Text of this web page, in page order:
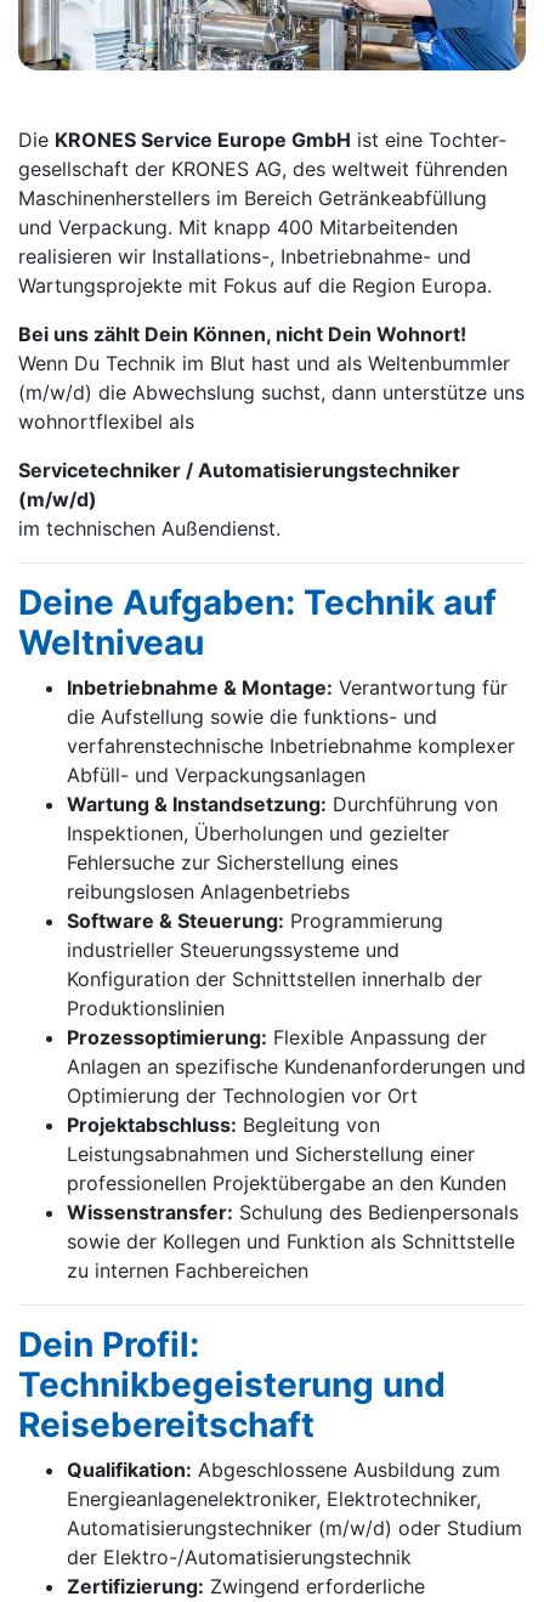
Die KRONES Service Europe GmbH ist eine Tochter­
gesellschaft der KRONES AG, des weltweit führenden
Maschinen­herstellers im Bereich Getränke­abfüllung
und Verpackung. Mit knapp 400 Mitarbei­tenden
realisieren wir Installations-, Inbetrieb­nahme- und
Wartungs­projekte mit Fokus auf die Region Europa.
Bei uns zählt Dein Können, nicht Dein Wohnort!
Wenn Du Technik im Blut hast und als Weltenbummler
(m/w/d) die Abwechslung suchst, dann unterstütze uns
wohnortflexibel als
Servicetechniker / Automatisierungstechniker
(m/w/d)
im technischen Außendienst.
Deine Aufgaben: Technik auf
Weltniveau
Inbetriebnahme & Montage: Verantwortung für
die Aufstellung sowie die funktions- und
verfahrenstechnische Inbetriebnahme komplexer
Abfüll- und Verpackungsanlagen
Wartung & Instandsetzung: Durchführung von
Inspektionen, Überholungen und gezielter
Fehlersuche zur Sicherstellung eines
reibungslosen Anlagenbetriebs
Software & Steuerung: Programmierung
industrieller Steuerungssysteme und
Konfiguration der Schnittstellen innerhalb der
Produktionslinien
Prozessoptimierung: Flexible Anpassung der
Anlagen an spezifische Kundenanforderungen und
Optimierung der Technologien vor Ort
Projektabschluss: Begleitung von
Leistungsabnahmen und Sicherstellung einer
professionellen Projektübergabe an den Kunden
Wissenstransfer: Schulung des Bedienpersonals
sowie der Kollegen und Funktion als Schnittstelle
zu internen Fachbereichen
Dein Profil:
Technikbegeisterung und
Reisebereitschaft
Qualifikation: Abgeschlossene Ausbildung zum
Energieanlagenelektroniker, Elektrotechniker,
Automatisierungstechniker (m/w/d) oder Studium
der Elektro-/Automatisierungstechnik
Zertifizierung: Zwingend erforderliche